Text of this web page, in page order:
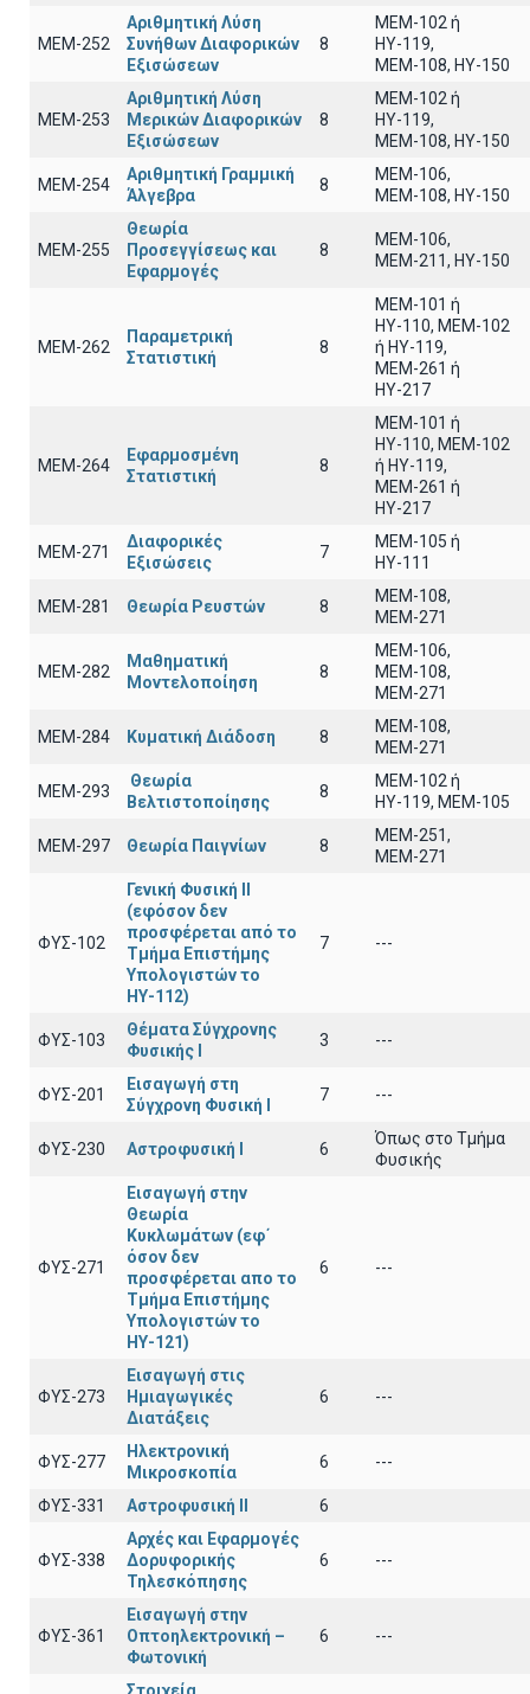
ΜΕΜ-252
Αριθμητική Λύση
Συνήθων Διαφορικών
Εξισώσεων
8
MEM-102 ή
ΗΥ-119,
ΜΕΜ-108, ΗΥ-150
ΜΕΜ-253
Αριθμητική Λύση
Μερικών Διαφορικών
Εξισώσεων
8
ΜΕΜ-102 ή
ΗΥ-119,
ΜΕΜ-108, ΗΥ-150
ΜΕΜ-254
Αριθμητική Γραμμική
Άλγεβρα
8
ΜΕΜ-106,
ΜΕΜ-108, ΗΥ-150
ΜΕΜ-255
Θεωρία
Προσεγγίσεως και
Εφαρμογές
8
ΜΕΜ-106,
ΜΕΜ-211, ΗΥ-150
ΜΕΜ-262
Παραμετρική
Στατιστική
8
ΜΕΜ-101 ή
ΗΥ-110, MEM-102
ή ΗΥ-119,
ΜΕΜ-261 ή
ΗΥ-217
ΜΕΜ-264
Εφαρμοσμένη
Στατιστική
8
ΜΕΜ-101 ή
ΗΥ-110, MEM-102
ή ΗΥ-119,
ΜΕΜ-261 ή
ΗΥ-217
ΜΕΜ-271
Διαφορικές
Εξισώσεις
7
ΜΕΜ-105 ή
ΗΥ-111
ΜΕΜ-281 Θεωρία Ρευστών 8
ΜΕΜ-108,
ΜΕΜ-271
ΜΕΜ-282
Μαθηματική
Μοντελοποίηση
8
ΜΕΜ-106,
ΜΕΜ-108,
ΜΕΜ-271
ΜΕΜ-284 Κυματική Διάδοση 8
ΜΕΜ-108,
ΜΕΜ-271
ΜΕΜ-293
Θεωρία
Βελτιστοποίησης
8
ΜΕΜ-102 ή
ΗΥ-119, ΜΕΜ-105
ΜΕΜ-297 Θεωρία Παιγνίων 8
ΜΕΜ-251,
ΜΕΜ-271
ΦΥΣ-102
Γενική Φυσική ΙΙ
(εφόσον δεν
προσφέρεται από το
Τμήμα Επιστήμης
Υπολογιστών το
ΗΥ-112)
7 ---
ΦΥΣ-103
Θέματα Σύγχρονης
Φυσικής Ι
3 ---
ΦΥΣ-201
Εισαγωγή στη
Σύγχρονη Φυσική Ι
7 ---
ΦΥΣ-230 Αστροφυσική Ι 6
Όπως στο Τμήμα
Φυσικής
ΦΥΣ-271
Εισαγωγή στην
Θεωρία
Κυκλωμάτων (εφ΄
όσον δεν
προσφέρεται απο το
Τμήμα Επιστήμης
Υπολογιστών το
ΗΥ-121)
6 ---
ΦΥΣ-273
Εισαγωγή στις
Ημιαγωγικές
Διατάξεις
6 ---
ΦΥΣ-277
Ηλεκτρονική
Μικροσκοπία
6 ---
ΦΥΣ-331 Αστροφυσική ΙΙ 6
ΦΥΣ-338
Αρχές και Εφαρμογές
Δορυφορικής
Τηλεσκόπησης
6 ---
ΦΥΣ-361
Εισαγωγή στην
Οπτοηλεκτρονική –
Φωτονική
6 ---